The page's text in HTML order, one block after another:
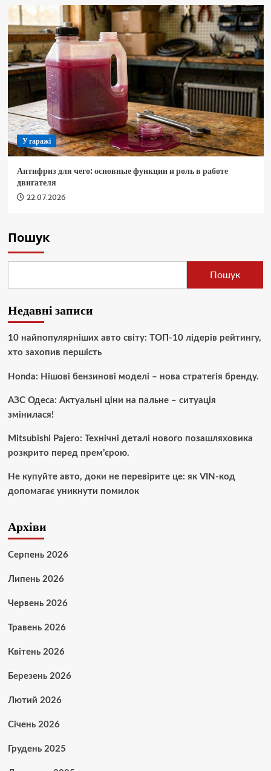
У гаражі
Антифриз для чего: основные функции и роль в работе
двигателя
22.07.2026
Пошук
Пошук
Недавні записи
10 найпопулярніших авто світу: ТОП-10 лідерів рейтингу,
хто захопив першість
Honda: Нішові бензинові моделі – нова стратегія бренду.
АЗС Одеса: Актуальні ціни на пальне – ситуація
змінилася!
Mitsubishi Pajero: Технічні деталі нового позашляховика
розкрито перед прем’єрою.
Не купуйте авто, доки не перевірите це: як VIN-код
допомагає уникнути помилок
Архіви
Серпень 2026
Липень 2026
Червень 2026
Травень 2026
Квітень 2026
Березень 2026
Лютий 2026
Січень 2026
Грудень 2025